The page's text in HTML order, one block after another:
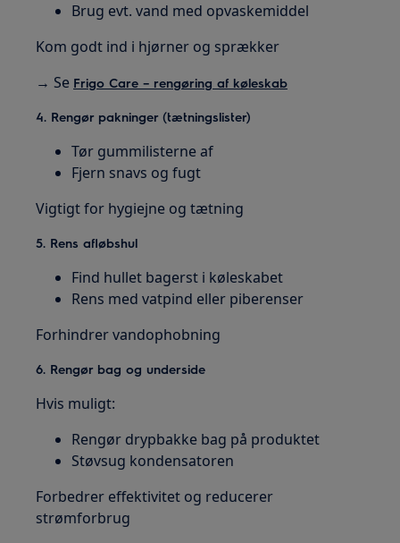
Brug evt. vand med opvaskemiddel
Kom godt ind i hjørner og sprækker
→ Se Frigo Care – rengøring af køleskab
4. Rengør pakninger (tætningslister)
Tør gummilisterne af
Fjern snavs og fugt
Vigtigt for hygiejne og tætning
5. Rens afløbshul
Find hullet bagerst i køleskabet
Rens med vatpind eller piberenser
Forhindrer vandophobning
6. Rengør bag og underside
Hvis muligt:
Rengør drypbakke bag på produktet
Støvsug kondensatoren
Forbedrer effektivitet og reducerer
strømforbrug